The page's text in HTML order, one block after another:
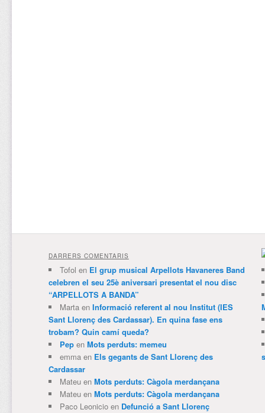
DARRERS COMENTARIS
Tofol en El grup musical Arpellots Havaneres Band
celebren el seu 25è aniversari presentat el nou disc
“ARPELLOTS A BANDA”
Martaen Informació referent al nou Institut (IES
Sant Llorenç des Cardassar). En quina fase ens
trobam? Quin camí queda?
Pepen Mots perduts: memeu
emmaen Els gegants de Sant Llorenç des
Cardassar
Mateuen Mots perduts: Càgola merdançana
Mateuen Mots perduts: Càgola merdançana
Paco Leonicioen Defunció a Sant Llorenç